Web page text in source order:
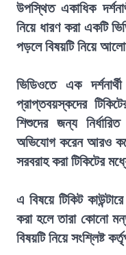
উপস্থিত একাধিক
নিয়ে ধারণ করা একটি
পড়লে বিষয়টি নিয়ে
ভিডিওতে এক
প্রাপ্তবয়স্কদের
শিশুদের জন্য
অভিযোগ করেন আরও
সরবরাহ করা টিকিটের
এ বিষয়ে টিকিট
করা হলে তারা কোনো
বিষয়টি নিয়ে সংশ্লিষ্ট